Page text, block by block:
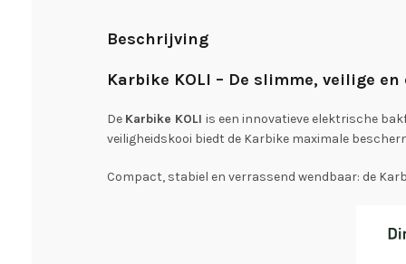
Beschrijving
Karbike KOLI – De slimme, veilige
De Karbike KOLI is een innovatieve elektrische
veiligheidskooi biedt de Karbike maximale
Compact, stabiel en verrassend wendbaar: de